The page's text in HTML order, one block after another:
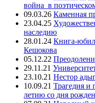
война в
09.03.26 Каменная
23.04.25
наследию
28.01.24 Книга-
Кешокова
05.12.22
29.11.21
23.10.21 Нестор
10.09.21 Трагедия и
летию со дня